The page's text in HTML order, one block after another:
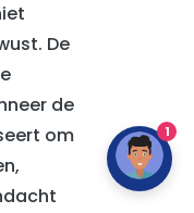
De
de
om
1